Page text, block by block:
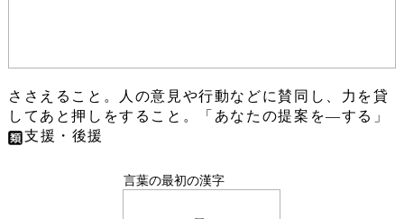
ささえること。人の意見や行動などに賛同し、力を貸
してあと押しをすること。「あなたの提案を―する」
支援・後援
言葉の最初の漢字